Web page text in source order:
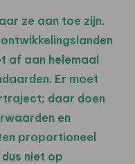
ze aan toe zijn.
af aan helemaal
Er moet
daar doen
en
proportioneel
niet op